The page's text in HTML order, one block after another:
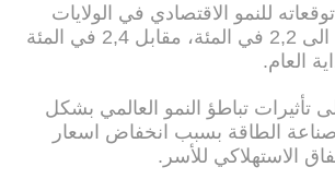
للنمو الاقتصادي في الولايات
المتحدة هذا العام الى 2,2 في المئة، مقابل 2,4 في المئة
العام.
تأثيرات تباطؤ النمو العالمي بشكل
الطاقة بسبب انخفاض اسعار
الاستهلاكي للأسر.